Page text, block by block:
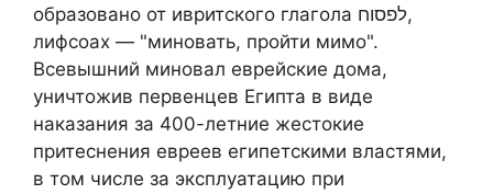
образовано от ивритского глагола לפסוח,
лифсоах — "миновать, пройти мимо".
Всевышний миновал еврейские дома,
уничтожив первенцев Египта в виде
наказания за 400-летние жестокие
притеснения евреев египетскими властями,
в том числе за эксплуатацию при